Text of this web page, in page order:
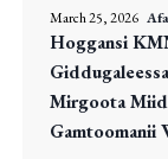
March 25, 2026
Hoggansi
Mirgoota
Gamtoomanii